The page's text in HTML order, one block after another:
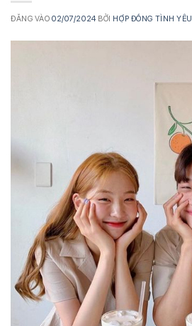
ĐĂNG VÀO02/07/2024 BỞI HỢP ĐỒNG TÌNH YÊU